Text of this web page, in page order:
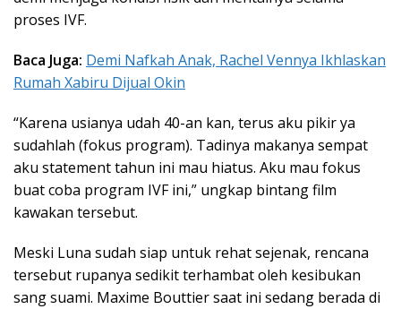
proses IVF.
Baca Juga: Demi Nafkah Anak, Rachel Vennya Ikhlaskan
Rumah Xabiru Dijual Okin
“Karena usianya udah 40-an kan, terus aku pikir ya
sudahlah (fokus program). Tadinya makanya sempat
aku statement tahun ini mau hiatus. Aku mau fokus
buat coba program IVF ini,” ungkap bintang film
kawakan tersebut.
Meski Luna sudah siap untuk rehat sejenak, rencana
tersebut rupanya sedikit terhambat oleh kesibukan
sang suami. Maxime Bouttier saat ini sedang berada di